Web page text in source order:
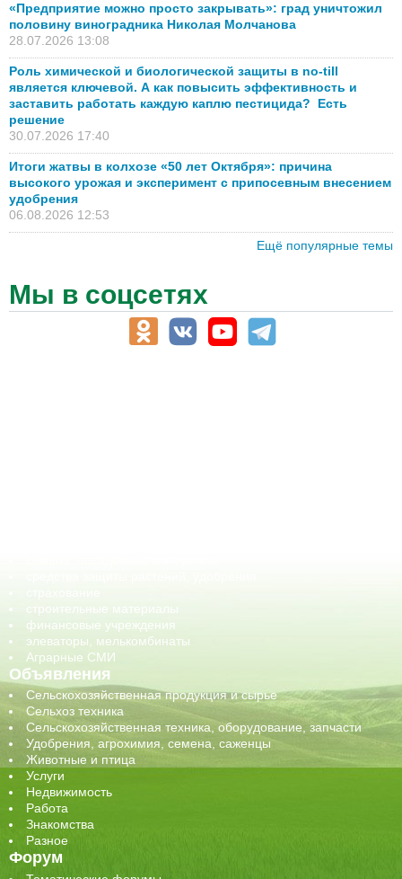
«Предприятие можно просто закрывать»: град уничтожил
половину виноградника Николая Молчанова
28.07.2026 13:08
Роль химической и биологической защиты в no-till
является ключевой. А как повысить эффективность и
заставить работать каждую каплю пестицида? Есть
решение
30.07.2026 17:40
Итоги жатвы в колхозе «50 лет Октября»: причина
высокого урожая и эксперимент с припосевным внесением
удобрения
06.08.2026 12:53
Ещё популярные темы
Мы в соцсетях
строительные материалы
финансовые учреждения
элеваторы, мелькомбинаты
Аграрные СМИ
Объявления
Сельскохозяйственная продукция и сырье
Сельхоз техника
Сельскохозяйственная техника, оборудование, запчасти
Удобрения, агрохимия, семена, саженцы
Животные и птица
Услуги
Недвижимость
Работа
Знакомства
Разное
Форум